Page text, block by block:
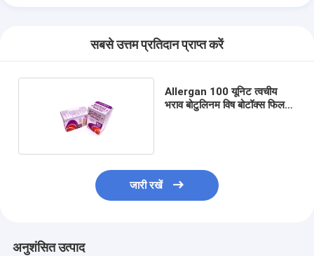
सबसे उत्तम प्रतिदान प्राप्त करें
Allergan 100 यूनिट त्वचीय
भराव बोटुलिनम विष बोटॉक्स फिलर
जारी रखें
अनुशंसित उत्पाद